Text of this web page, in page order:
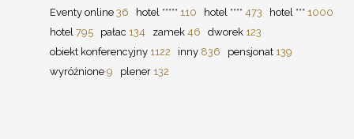
Eventy online 36 hotel ***** 110 hotel **** 473 hotel *** 1000
hotel 795 pałac 134 zamek 46 dworek 123
obiekt konferencyjny 1122 inny 836 pensjonat 139
wyróżnione 9 plener 132